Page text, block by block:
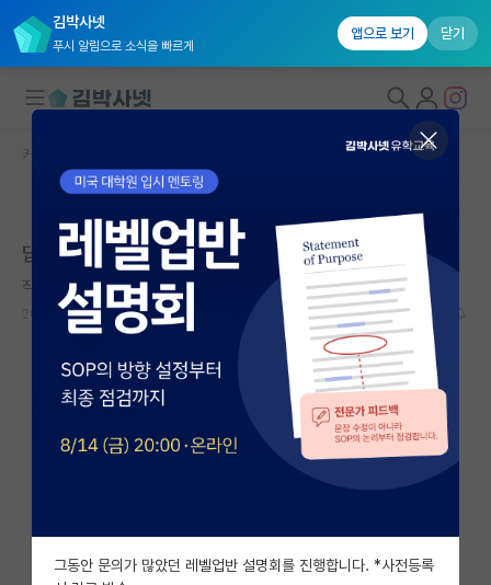
김박사넷
푸시 알림으로 소식을 빠르게
앱으로 보기 닫기
대학원생 모집
국내대학원 정보
연구실&오픈랩
커뮤니티
커뮤니티 홈
전체글보기
베스트 게시판
자유 게시판(아무개랩)
미국 유학 게시판
커뮤니티 홈
본문이 수정되지 않는 박제글입니다.
답답한 동기 때문에 스트레스 받습니다
직설적인 장 폴 사르트르
2023.12.21 26 2532
그동안 문의가 많았던 레벨업반 설명회를 진행합니다. *사전등록